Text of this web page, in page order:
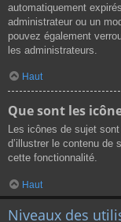
automatiquement
administrateur ou un
pouvez également
les administrateurs.
Haut
Que sont les
Les icônes de sujet
d’illustrer le contenu de
cette fonctionnalité.
Haut
Niveaux des